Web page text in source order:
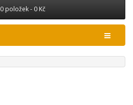
0 položek - 0 Kč